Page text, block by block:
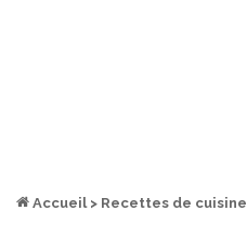
Accueil > Recettes de cuisine